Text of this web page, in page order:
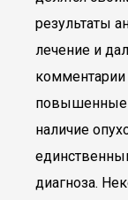
результаты
лечение и
комментарии
повышенные
наличие
диагноза.